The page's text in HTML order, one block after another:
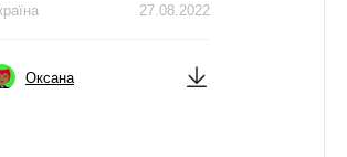
27.08.2022
Оксана